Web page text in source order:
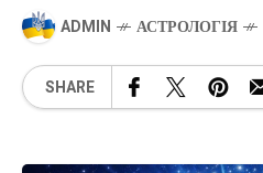
ADMIN АСТРОЛОГІЯ
SHARE